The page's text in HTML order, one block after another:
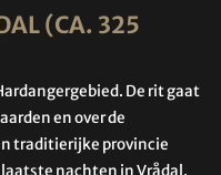
(CA. 325
De rit gaat
en over de
traditierijke provincie